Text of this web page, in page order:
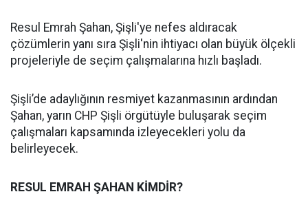
Resul Emrah Şahan, Şişli'ye nefes aldıracak
çözümlerin yanı sıra Şişli'nin ihtiyacı olan büyük ölçekli
projeleriyle de seçim çalışmalarına hızlı başladı.
Şişli’de adaylığının resmiyet kazanmasının ardından
Şahan, yarın CHP Şişli örgütüyle buluşarak seçim
çalışmaları kapsamında izleyecekleri yolu da
belirleyecek.
RESUL EMRAH ŞAHAN KİMDİR?